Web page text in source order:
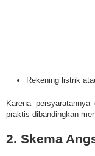
Rekening listrik
Karena
praktis dibandingkan
2. Skema